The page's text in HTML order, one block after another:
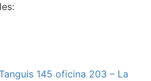
145 oficina 203 – La